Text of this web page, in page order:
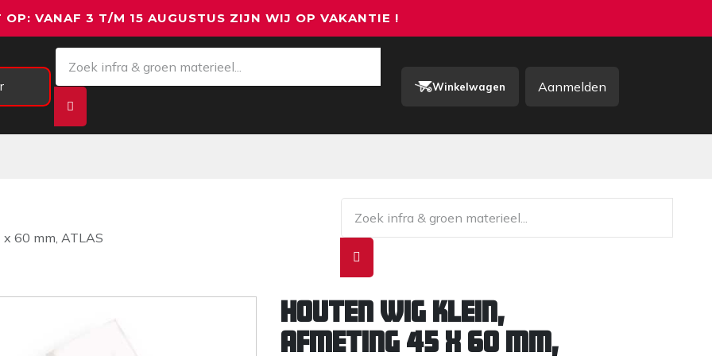
OP: VANAF 3 T/M 15 AUGUSTUS ZIJN WIJ OP VAKANTIE !
Winkelwagen Aanmelden
60 mm, ATLAS
Houten wig klein,
afmeting 45 x 60 mm,